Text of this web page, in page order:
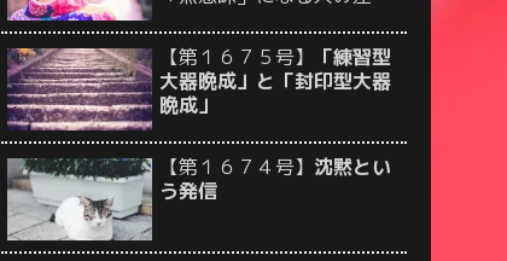
【第１６７５号】
「練習型
大器晩成」と「封印型大器
晩成」
【第１６７４号】 沈黙とい
う発信